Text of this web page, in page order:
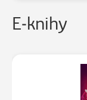
E-knihy